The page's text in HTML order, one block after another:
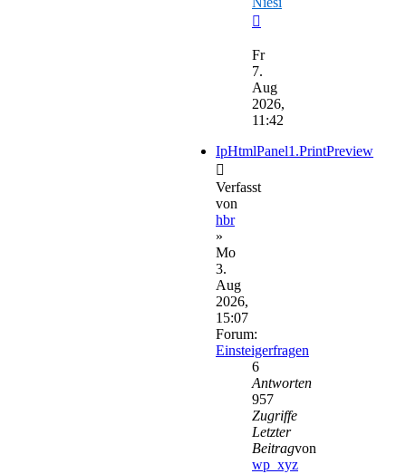
Beitrag
Fr
7.
Aug
2026,
11:42
IpHtmlPanel1.PrintPreview
Verfasst
von
hbr
»
Mo
3.
Aug
2026,
15:07
Forum:
Einsteigerfragen
6
Antworten
957
Zugriffe
Letzter
Beitragvon
wp_xyz